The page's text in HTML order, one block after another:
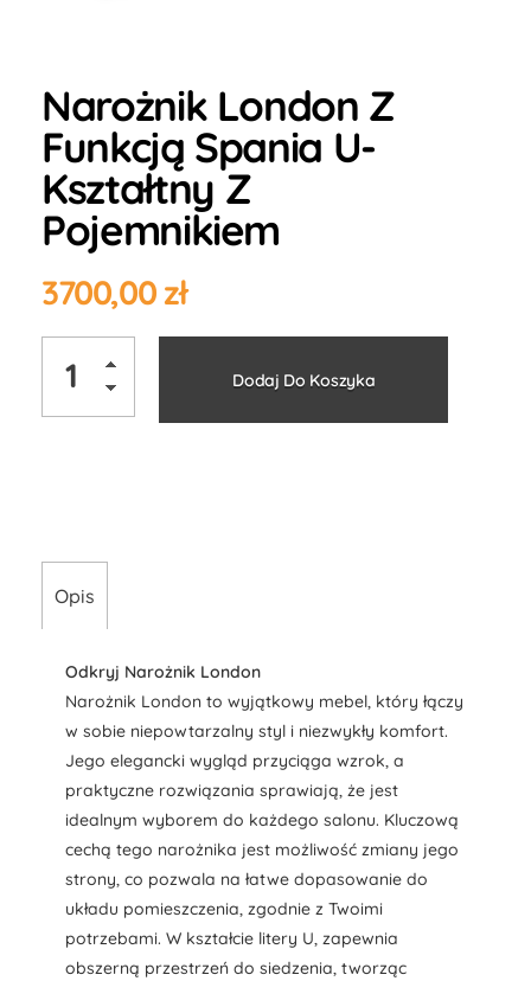
Narożnik London Z
Funkcją Spania U-
Kształtny Z
Pojemnikiem
3700,00zł
Dodaj Do Koszyka
Opis
Odkryj Narożnik London
Narożnik London to wyjątkowy mebel, który łączy
w sobie niepowtarzalny styl i niezwykły komfort.
Jego elegancki wygląd przyciąga wzrok, a
praktyczne rozwiązania sprawiają, że jest
idealnym wyborem do każdego salonu. Kluczową
cechą tego narożnika jest możliwość zmiany jego
strony, co pozwala na łatwe dopasowanie do
układu pomieszczenia, zgodnie z Twoimi
potrzebami. W kształcie litery U, zapewnia
obszerną przestrzeń do siedzenia, tworząc